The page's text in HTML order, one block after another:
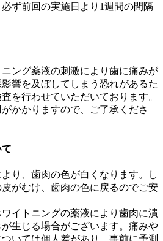
ず前回の実施日より1週間の間隔
ング薬液の刺激により歯に痛みが
響を及ぼしてしまう恐れがあるた
を行わせていただいております。
かかりますので、ご了承くださ
り、歯肉の色が白くなります。し
がむけ、歯肉の色に戻るのでご安
イトニングの薬液により歯肉に潰
生じる場合がございます。痛みや
いては個人差があり、事前に予測